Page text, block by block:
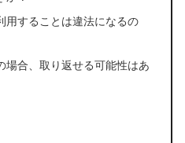
用することは違法になるの
場合、取り返せる可能性はあ